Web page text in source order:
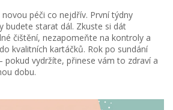
péči co nejdřív. První týdny
budete starat dál. Zkuste si dát
čištění, nezapomeňte na kontroly a
kvalitních kartáčků. Rok po sundání
pokud vydržíte, přinese vám to zdraví a
dobu.